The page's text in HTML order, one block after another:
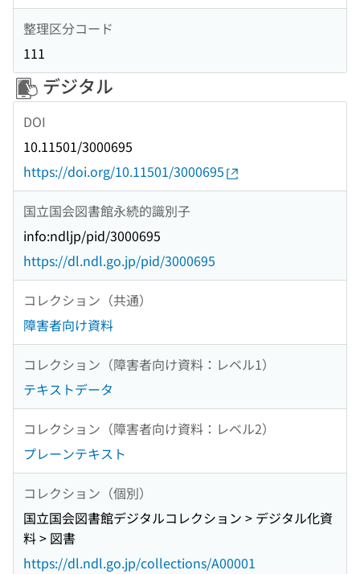
整理区分コード
111
デジタル
DOI
10.11501/3000695
https://doi.org/10.11501/3000695
国立国会図書館永続的識別子
info:ndljp/pid/3000695
https://dl.ndl.go.jp/pid/3000695
コレクション（共通）
障害者向け資料
コレクション（障害者向け資料：レベル1）
テキストデータ
コレクション（障害者向け資料：レベル2）
プレーンテキスト
コレクション（個別）
国立国会図書館デジタルコレクション > デジタル化資
料 > 図書
https://dl.ndl.go.jp/collections/A00001